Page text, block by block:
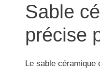
Sable
précise
Le sable céramique